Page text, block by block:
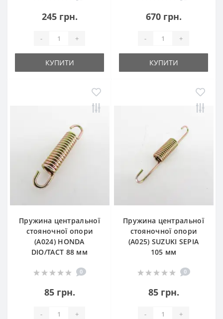
245 грн.
- +
КУПИТИ
670 грн.
- +
КУПИТИ
Пружина центральної
стояночної опори
(A024) HONDA
DIO/TACT 88 мм
0
85 грн.
- +
Пружина центральної
стояночної опори
(A025) SUZUKI SEPIA
105 мм
0
85 грн.
- +